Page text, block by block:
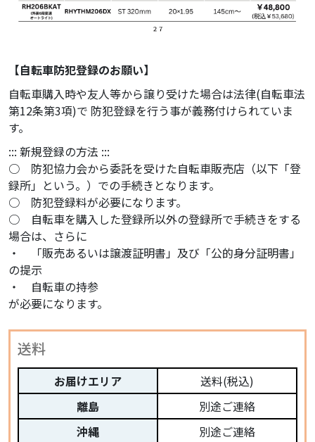
【自転車防犯登録のお願い】
自転車購入時や友人等から譲り受けた場合は法律(自転車法
第12条第3項)で 防犯登録を行う事が義務付けられていま
す。
::: 新規登録の方法 :::
○ 防犯協力会から委託を受けた自転車販売店（以下「登
録所」という。）での手続きとなります。
○ 防犯登録料が必要になります。
○ 自転車を購入した登録所以外の登録所で手続きをする
場合は、さらに
・ 「販売あるいは譲渡証明書」及び「公的身分証明書」
の提示
・ 自転車の持参
が必要になります。
送料
お届けエリア
離島
沖縄
送料(税込)
別途ご連絡
別途ご連絡